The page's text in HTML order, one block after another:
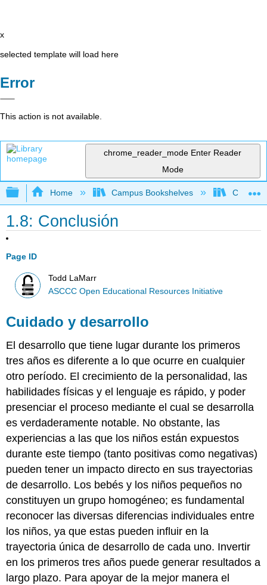
x
selected template will load here
Error
This action is not available.
chrome_reader_mode Enter Reader
Mode
Expand/collapse global hierarchy
Home Campus Bookshelves Cerro
1.8: Conclusión
Page ID
Todd LaMarr
ASCCC Open Educational Resources Initiative
Cuidado y desarrollo
El desarrollo que tiene lugar durante los primeros
tres años es diferente a lo que ocurre en cualquier
otro período. El crecimiento de la personalidad, las
habilidades físicas y el lenguaje es rápido, y poder
presenciar el proceso mediante el cual se desarrolla
es verdaderamente notable. No obstante, las
experiencias a las que los niños están expuestos
durante este tiempo (tanto positivas como negativas)
pueden tener un impacto directo en sus trayectorias
de desarrollo. Los bebés y los niños pequeños no
constituyen un grupo homogéneo; es fundamental
reconocer las diversas diferencias individuales entre
los niños, ya que estas pueden influir en la
trayectoria única de desarrollo de cada uno. Invertir
en los primeros tres años puede generar resultados a
largo plazo. Para apoyar de la mejor manera el